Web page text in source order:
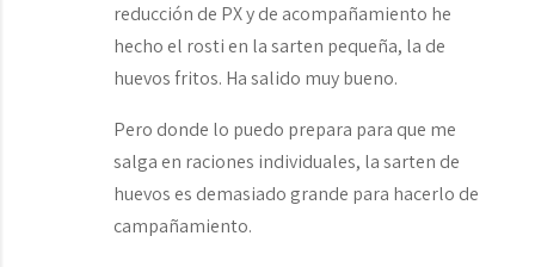
reducción de PX y de acompañamiento he
hecho el rosti en la sarten pequeña, la de
huevos fritos. Ha salido muy bueno.
Pero donde lo puedo prepara para que me
salga en raciones individuales, la sarten de
huevos es demasiado grande para hacerlo de
campañamiento.